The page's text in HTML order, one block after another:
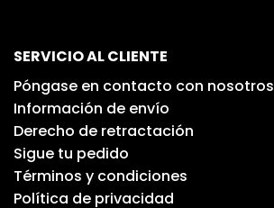
SERVICIO AL CLIENTE
Póngase en contacto con nosotros
Información de envío
Derecho de retractación
Sigue tu pedido
Términos y condiciones
Política de privacidad